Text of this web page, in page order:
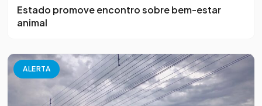
Estado promove encontro sobre bem-estar
animal
ALERTA